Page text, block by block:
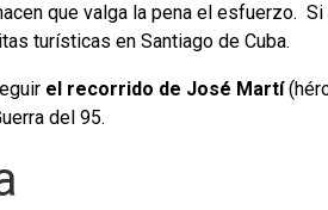
que valga la pena el esfuerzo. Si
turísticas en Santiago de Cuba.
el recorrido de José Martí
del 95.